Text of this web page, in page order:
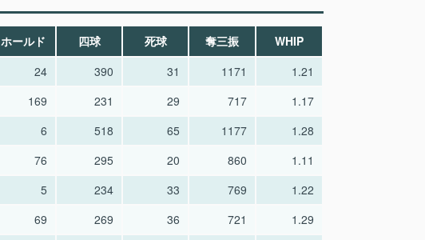
ホールド 四球 死球 奪三振
WHIP
24 390 31 1171
1.21
169 231 29 717
1.17
6 518 65 1177
1.28
76 295 20 860
1.11
5 234 33 769
1.22
69 269 36 721
1.29